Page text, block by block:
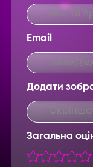
Email
Додати
Загальна